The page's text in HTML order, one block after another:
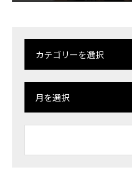
カテゴリーを選択
月を選択